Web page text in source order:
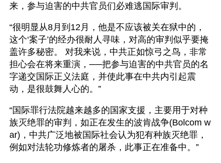
来，参与迫害的中共官员们必难逃国际审判。
“很明显从8月到12月，他是不应该被关在狱中的，
这个‘案子’的经办很耐人寻味，对高的审判似乎要掩
盖许多秘密。 对我来说，中共正如惊弓之鸟，非常
担心会在将来重演，──把参与迫害的中共官员的名
字递交国际正义法庭，并使此事在中共内引起震
动，是很鼓舞人心的。”
“国际罪行法院越来越多的国家支援，主要用于对种
族灭绝罪的审判，如正在发生的波肯战争(Bolcom w
ar)，中共广泛地被国际社会认为犯有种族灭绝罪，
例如对法轮功修炼者的屠杀，此事正在准备中。”